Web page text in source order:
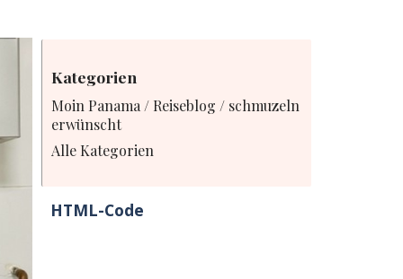
Kategorien
Moin Panama / Reiseblog / schmuzeln
erwünscht
Alle Kategorien
HTML-Code